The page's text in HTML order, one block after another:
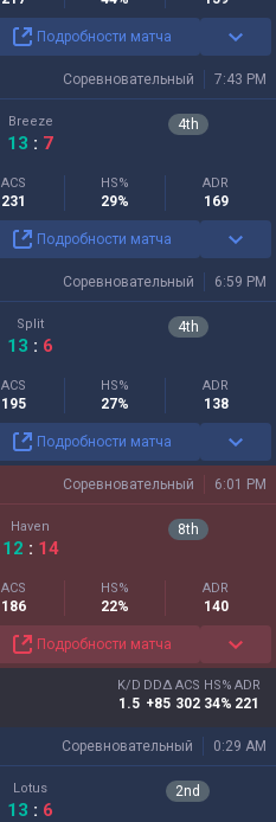
Подробности матча
Соревновательный 7:43 PM
Breeze
13 : 7
4th
ACS
231
HS%
29%
ADR
169
Подробности матча
Соревновательный 6:59 PM
Split
13 : 6
4th
ACS
195
HS%
27%
ADR
138
Подробности матча
Соревновательный 6:01 PM
Haven
12 : 14
8th
ACS
186
HS%
22%
ADR
140
Подробности матча
K/D
1.5
DDΔ
+85
ACS
302
HS%
34%
ADR
221
Соревновательный 0:29 AM
Lotus
13 : 6
2nd